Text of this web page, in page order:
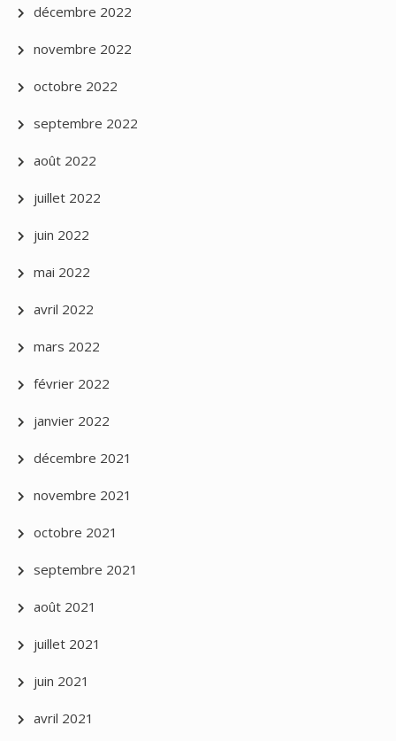
décembre 2022
novembre 2022
octobre 2022
septembre 2022
août 2022
juillet 2022
juin 2022
mai 2022
avril 2022
mars 2022
février 2022
janvier 2022
décembre 2021
novembre 2021
octobre 2021
septembre 2021
août 2021
juillet 2021
juin 2021
avril 2021